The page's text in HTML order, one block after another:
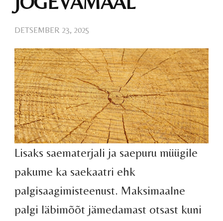
DETSEMBER 23, 2025
Lisaks saematerjali ja saepuru müügile
pakume ka saekaatri ehk
palgisaagimisteenust. Maksimaalne
palgi läbimõõt jämedamast otsast kuni